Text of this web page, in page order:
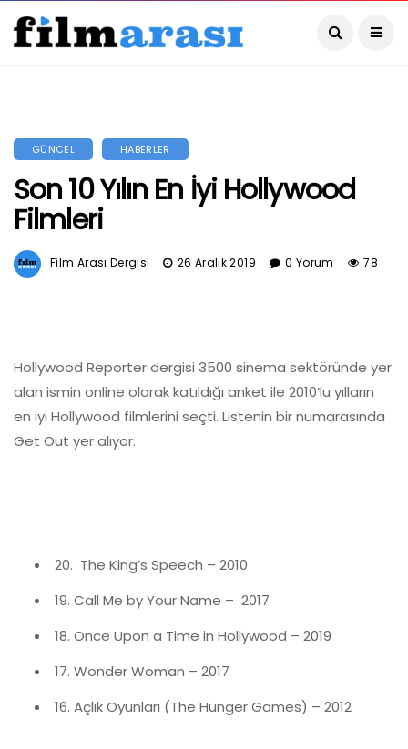
GÜNCEL HABERLER
Son 10 Yılın En İyi Hollywood
Filmleri
Film Arası Dergisi 26 Aralık 2019 0 Yorum 78
Hollywood Reporter dergisi 3500 sinema sektöründe yer
alan ismin online olarak katıldığı anket ile 2010’lu yılların
en iyi Hollywood filmlerini seçti. Listenin bir numarasında
Get Out yer alıyor.
20. The King’s Speech – 2010
19. Call Me by Your Name – 2017
18. Once Upon a Time in Hollywood – 2019
17. Wonder Woman – 2017
16. Açlık Oyunları (The Hunger Games) – 2012